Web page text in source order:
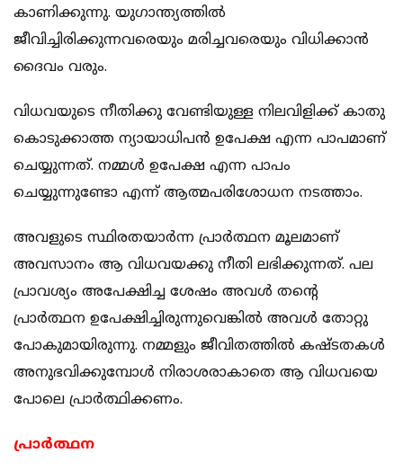
കാണിക്കുന്നു. യുഗാന്ത്യത്തില്‍
ജീവിച്ചിരിക്കുന്നവരെയും മരിച്ചവരെയും വിധിക്കാന്‍
ദൈവം വരും.
വിധവയുടെ നീതിക്കു വേണ്ടിയുള്ള നിലവിളിക്ക് കാതു
കൊടുക്കാത്ത ന്യായാധിപന്‍ ഉപേക്ഷ എന്ന പാപമാണ്
ചെയ്യുന്നത്. നമ്മള്‍ ഉപേക്ഷ എന്ന പാപം
ചെയ്യുന്നുണ്ടോ എന്ന് ആത്മപരിശോധന നടത്താം.
അവളുടെ സ്ഥിരതയാര്‍ന്ന പ്രാര്‍ത്ഥന മൂലമാണ്
അവസാനം ആ വിധവയക്കു നീതി ലഭിക്കുന്നത്. പല
പ്രാവശ്യം അപേക്ഷിച്ച ശേഷം അവള്‍ തന്റെ
പ്രാര്‍ത്ഥന ഉപേക്ഷിച്ചിരുന്നുവെങ്കില്‍ അവള്‍ തോറ്റു
പോകുമായിരുന്നു. നമ്മളും ജീവിതത്തില്‍ കഷ്ടതകള്‍
അനുഭവിക്കുമ്പോള്‍ നിരാശരാകാതെ ആ വിധവയെ
പോലെ പ്രാര്‍ത്ഥിക്കണം.
പ്രാര്‍ത്ഥന